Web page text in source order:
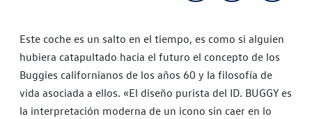
Este coche es un salto en el tiempo, es como si alguien
hubiera catapultado hacia el futuro el concepto de los
Buggies californianos de los años 60 y la filosofía de
vida asociada a ellos. «El diseño purista del ID. BUGGY es
la interpretación moderna de un icono sin caer en lo